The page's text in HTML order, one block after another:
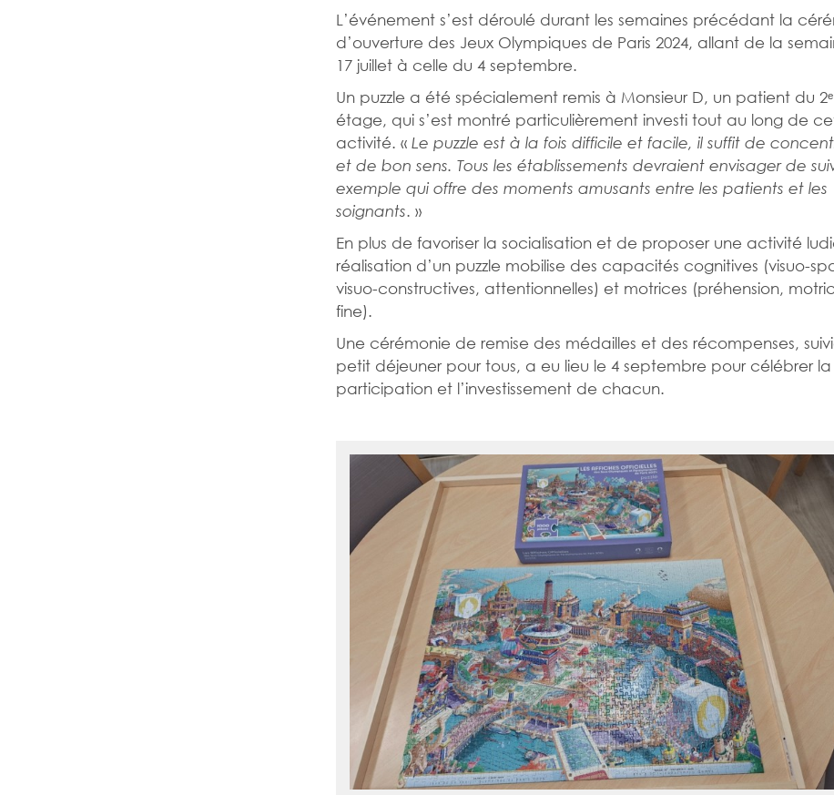
L’événement s’est déroulé durant les semaines précédant la
d’ouverture des Jeux Olympiques de Paris 2024, allant de la
17 juillet à celle du 4 septembre.
Un puzzle a été spécialement remis à Monsieur D, un patient du 2ᵉ
étage, qui s’est montré particulièrement investi tout au long de
activité. « Le puzzle est à la fois difficile et facile, il suffit de
et de bon sens. Tous les établissements devraient envisager de
exemple qui offre des moments amusants entre les patients et les
soignants. »
En plus de favoriser la socialisation et de proposer une activité
réalisation d’un puzzle mobilise des capacités cognitives (visuo-
visuo-constructives, attentionnelles) et motrices (préhension,
fine).
Une cérémonie de remise des médailles et des récompenses,
petit déjeuner pour tous, a eu lieu le 4 septembre pour célébrer la
participation et l’investissement de chacun.